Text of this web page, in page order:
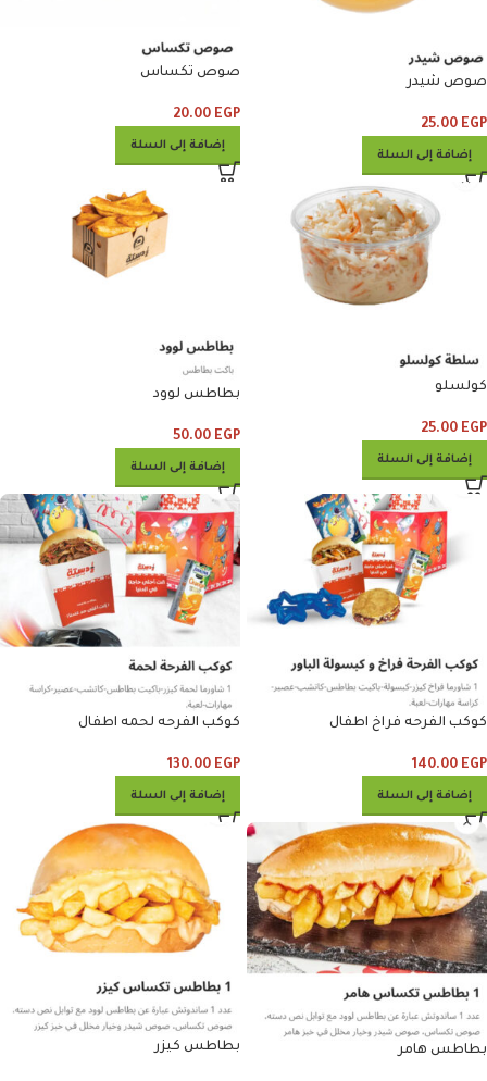
صوص شيدر
25.00 EGP
إضافة إلى السلة
صوص تكساس
20.00 EGP
إضافة إلى السلة
كولسلو
25.00 EGP
إضافة إلى السلة
بطاطس لوود
50.00 EGP
إضافة إلى السلة
كوكب الفرحه فراخ اطفال
140.00 EGP
إضافة إلى السلة
كوكب الفرحه لحمه اطفال
130.00 EGP
إضافة إلى السلة
بطاطس هامر بطاطس كيزر